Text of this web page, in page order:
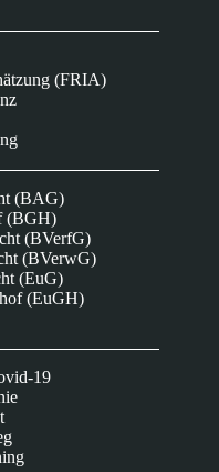
(FRIA)
(BAG)
(BGH)
(BVerfG)
(BVerwG)
(EuG)
(EuGH)
19